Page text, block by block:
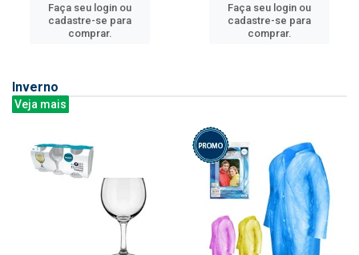
Faça seu login ou
cadastre-se para
comprar.
Faça seu login ou
cadastre-se para
comprar.
Inverno
Veja mais